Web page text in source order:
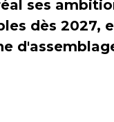
ses
dès 2027,